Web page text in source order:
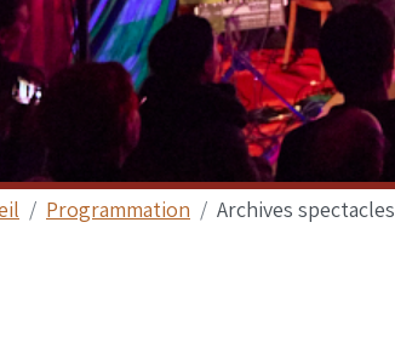
Programmation Archives spectacles